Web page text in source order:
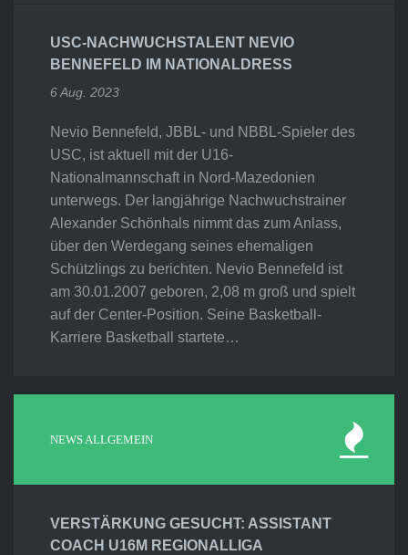
USC-NACHWUCHSTALENT NEVIO
BENNEFELD IM NATIONALDRESS
6 Aug. 2023
Nevio Bennefeld, JBBL- und NBBL-Spieler des
USC, ist aktuell mit der U16-
Nationalmannschaft in Nord-Mazedonien
unterwegs. Der langjährige Nachwuchstrainer
Alexander Schönhals nimmt das zum Anlass,
über den Werdegang seines ehemaligen
Schützlings zu berichten. Nevio Bennefeld ist
am 30.01.2007 geboren, 2,08 m groß und spielt
auf der Center-Position. Seine Basketball-
Karriere Basketball startete…
NEWS ALLGEMEIN
VERSTÄRKUNG GESUCHT: ASSISTANT
COACH U16M REGIONALLIGA